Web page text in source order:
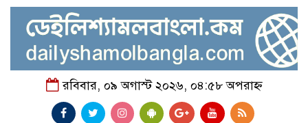
রবিবার, ০৯ অগাস্ট ২০২৬, ০৪:৫৮ অপরাহ্ন